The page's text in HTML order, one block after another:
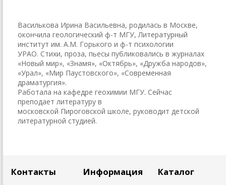
Василькова Ирина Васильевна, родилась в Москве,
окончила геологический ф-т МГУ, Литературный
институт им. А.М. Горького и ф-т психологии
УРАО. Стихи, проза, пьесы публиковались в журналах
«Новый мир», «Знамя», «Октябрь», «Дружба народов»,
«Урал», «Мир Паустовского», «Современная
драматургия».
Работала на кафедре геохимии МГУ. Сейчас
преподает литературу в
московской Пироговской школе, руководит детской
литературной студией.
Контакты Информация Каталог